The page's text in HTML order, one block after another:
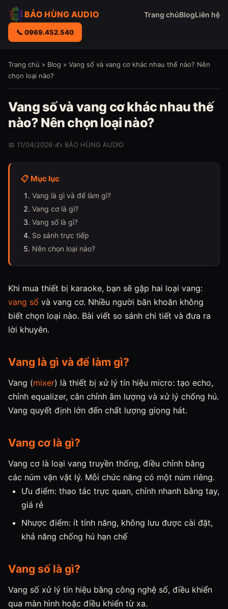
BẢO HÙNG AUDIO Trang chủBlogLiên hệ
📞 0969.452.540
Trang chủ » Blog » Vang số và vang cơ khác nhau thế nào? Nên
chọn loại nào?
Vang số và vang cơ khác nhau thế
nào? Nên chọn loại nào?
📅 11/04/2026·✍️ BẢO HÙNG AUDIO
📋 Mục lục
Vang là gì và để làm gì?
Vang cơ là gì?
Vang số là gì?
So sánh trực tiếp
Nên chọn loại nào?
Khi mua thiết bị karaoke, bạn sẽ gặp hai loại vang:
vang số và vang cơ. Nhiều người băn khoăn không
biết chọn loại nào. Bài viết so sánh chi tiết và đưa ra
lời khuyên.
Vang là gì và để làm gì?
Vang (mixer) là thiết bị xử lý tín hiệu micro: tạo echo,
chỉnh equalizer, cân chỉnh âm lượng và xử lý chống hú.
Vang quyết định lớn đến chất lượng giọng hát.
Vang cơ là gì?
Vang cơ là loại vang truyền thống, điều chỉnh bằng
các núm vặn vật lý. Mỗi chức năng có một núm riêng.
Ưu điểm: thao tác trực quan, chỉnh nhanh bằng tay,
giá rẻ
Nhược điểm: ít tính năng, không lưu được cài đặt,
khả năng chống hú hạn chế
Vang số là gì?
Vang số xử lý tín hiệu bằng công nghệ số, điều khiển
qua màn hình hoặc điều khiển từ xa.